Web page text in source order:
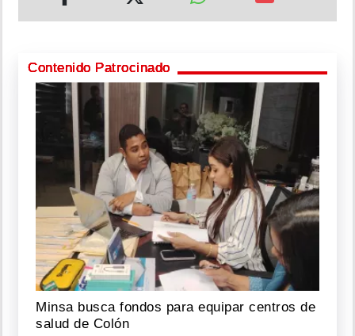
Contenido Patrocinado
Minsa busca fondos para equipar centros de
salud de Colón